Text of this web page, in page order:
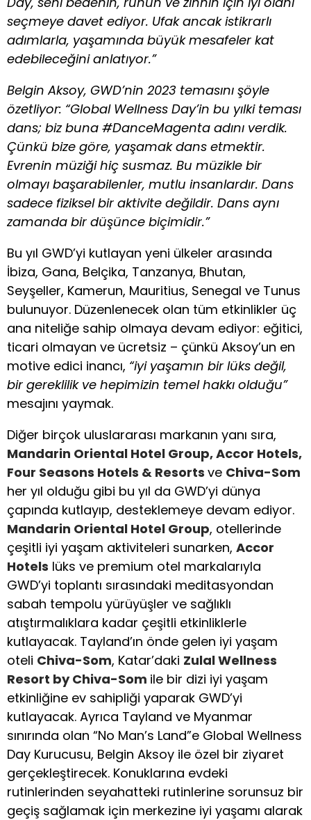
seçmeye davet ediyor. Ufak ancak istikrarlı
adımlarla, yaşamında büyük mesafeler kat
edebileceğini anlatıyor.”
Belgin Aksoy, GWD’nin 2023 temasını şöyle
özetliyor: “Global Wellness Day’in bu yılki teması
dans; biz buna #DanceMagenta adını verdik.
Çünkü bize göre, yaşamak dans etmektir.
Evrenin müziği hiç susmaz. Bu müzikle bir
olmayı başarabilenler, mutlu insanlardır. Dans
sadece fiziksel bir aktivite değildir. Dans aynı
zamanda bir düşünce biçimidir.”
Bu yıl GWD’yi kutlayan yeni ülkeler arasında
İbiza, Gana, Belçika, Tanzanya, Bhutan,
Seyşeller, Kamerun, Mauritius, Senegal ve Tunus
bulunuyor. Düzenlenecek olan tüm etkinlikler üç
ana niteliğe sahip olmaya devam ediyor: eğitici,
ticari olmayan ve ücretsiz – çünkü Aksoy’un en
motive edici inancı, “iyi yaşamın bir lüks değil,
bir gereklilik ve hepimizin temel hakkı olduğu”
mesajını yaymak.
Diğer birçok uluslararası markanın yanı sıra,
Mandarin Oriental Hotel Group, Accor Hotels,
Four Seasons Hotels & Resorts ve Chiva-Som
her yıl olduğu gibi bu yıl da GWD’yi dünya
çapında kutlayıp, desteklemeye devam ediyor.
Mandarin Oriental Hotel Group, otellerinde
çeşitli iyi yaşam aktiviteleri sunarken, Accor
Hotels lüks ve premium otel markalarıyla
GWD’yi toplantı sırasındaki meditasyondan
sabah tempolu yürüyüşler ve sağlıklı
atıştırmalıklara kadar çeşitli etkinliklerle
kutlayacak. Tayland’ın önde gelen iyi yaşam
oteli Chiva-Som, Katar’daki Zulal Wellness
Resort by Chiva-Som ile bir dizi iyi yaşam
etkinliğine ev sahipliği yaparak GWD’yi
kutlayacak. Ayrıca Tayland ve Myanmar
sınırında olan “No Man’s Land”e Global Wellness
Day Kurucusu, Belgin Aksoy ile özel bir ziyaret
gerçekleştirecek. Konuklarına evdeki
rutinlerinden seyahatteki rutinlerine sorunsuz bir
geçiş sağlamak için merkezine iyi yaşamı alarak